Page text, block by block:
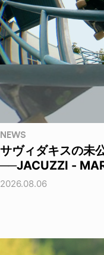
NEWS
サヴィダキスの未
──JACUZZI -
2026.08.06